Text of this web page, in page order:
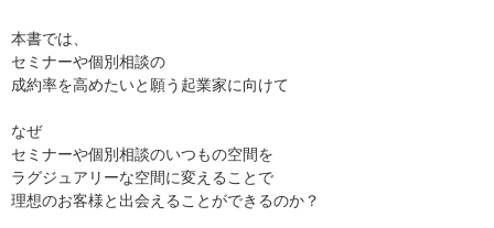
本書では、
セミナーや個別相談の
成約率を高めたいと願う起業家に向けて
なぜ
セミナーや個別相談のいつもの空間を
ラグジュアリーな空間に変えることで
理想のお客様と出会えることができるのか？